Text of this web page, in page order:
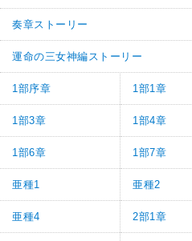
奏章ストーリー
運命の三女神編ストーリー
1部序章 1部1章
1部3章 1部4章
1部6章 1部7章
亜種1 亜種2
亜種4 2部1章